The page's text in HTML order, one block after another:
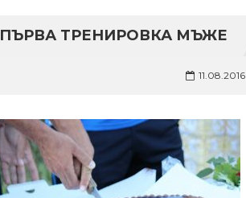
ПЪРВА ТРЕНИРОВКА МЪЖЕ
11.08.2016